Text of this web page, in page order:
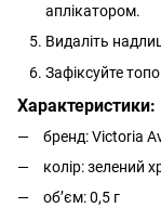
аплікатором.
Видаліть
Зафіксуйте
Характеристики:
бренд: Victoria
колір: зелений
обʼєм: 0,5 г